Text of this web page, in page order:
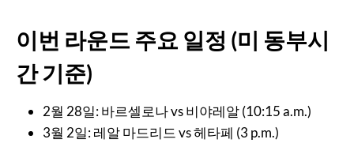
이번 라운드 주요 일정 (미 동부시
간 기준)
2월 28일: 바르셀로나 vs 비야레알 (10:15 a.m.)
3월 2일: 레알 마드리드 vs 헤타페 (3 p.m.)